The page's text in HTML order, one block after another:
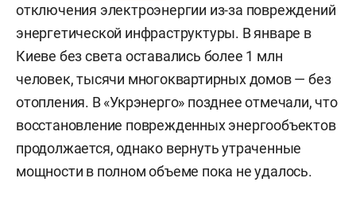
отключения электроэнергии из-за повреждений
энергетической инфраструктуры. В январе в
Киеве без света оставались более 1 млн
человек, тысячи многоквартирных домов — без
отопления. В «Укрэнерго» позднее отмечали, что
восстановление поврежденных энергообъектов
продолжается, однако вернуть утраченные
мощности в полном объеме пока не удалось.